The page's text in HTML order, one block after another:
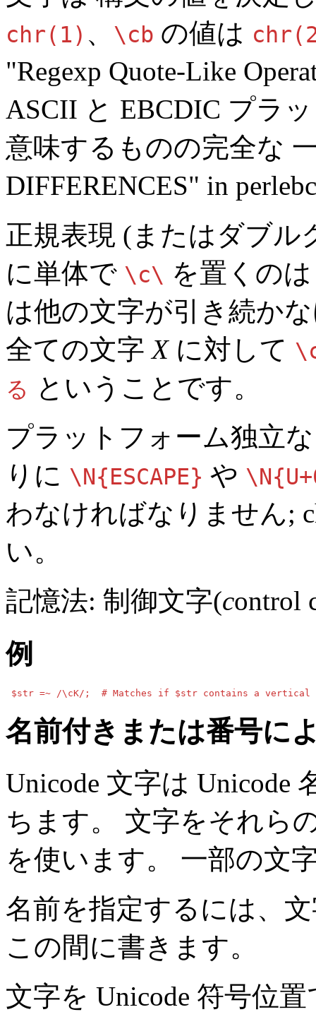
chr(1) 、 \cb の値は
"Regexp Quote-Like
ASCII と EBCDIC プラ
意味するものの完全な
DIFFERENCES" in
正規表現 (またはダブル
に単体で \c\ を置くの
は他の文字が引き続か
全ての文字Xに対して
る ということです。
プラットフォーム独立
りに \N{ESCAPE} や
わなければなりません;
い。
記憶法: 制御文字(control
例
$str =~ /\cK/;  # Matches if $str contains a vertical
名前付きまたは番号に
Unicode 文字は Unicode
ちます。 文字をそれら
を使います。 一部の文
名前を指定するには、
この間に書きます。
文字を Unicode 符号位